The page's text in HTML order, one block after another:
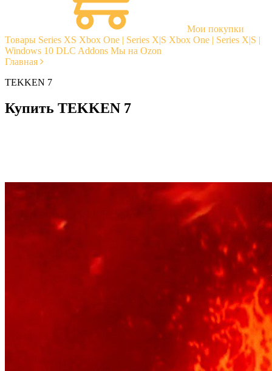
Мои покупки
Товары Series XS Xbox One | Series X|S Xbox One | Series X|S |
Windows 10 DLC Addons Мы на Ozon
Главная
TEKKEN 7
Купить TEKKEN 7